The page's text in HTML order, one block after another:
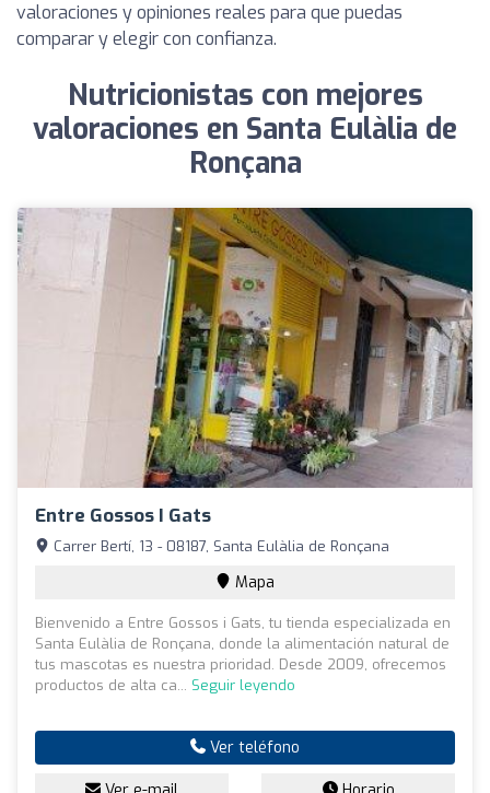
valoraciones y opiniones reales para que puedas
comparar y elegir con confianza.
Nutricionistas con mejores
valoraciones en Santa Eulàlia de
Ronçana
Entre Gossos I Gats
Carrer Bertí, 13 - 08187, Santa Eulàlia de Ronçana
Mapa
Bienvenido a Entre Gossos i Gats, tu tienda especializada en
Santa Eulàlia de Ronçana, donde la alimentación natural de
tus mascotas es nuestra prioridad. Desde 2009, ofrecemos
productos de alta ca... Seguir leyendo
Ver teléfono